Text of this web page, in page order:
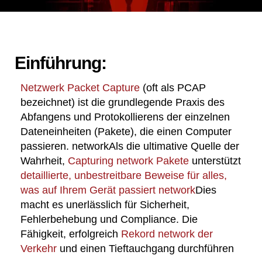
Einführung:
Netzwerk Packet Capture (oft als PCAP
bezeichnet) ist die grundlegende Praxis des
Abfangens und Protokollierens der einzelnen
Dateneinheiten (Pakete), die einen Computer
passieren. networkAls die ultimative Quelle der
Wahrheit, Capturing network Pakete unterstützt
detaillierte, unbestreitbare Beweise für alles,
was auf Ihrem Gerät passiert networkDies
macht es unerlässlich für Sicherheit,
Fehlerbehebung und Compliance. Die
Fähigkeit, erfolgreich Rekord network der
Verkehr und einen Tieftauchgang durchführen